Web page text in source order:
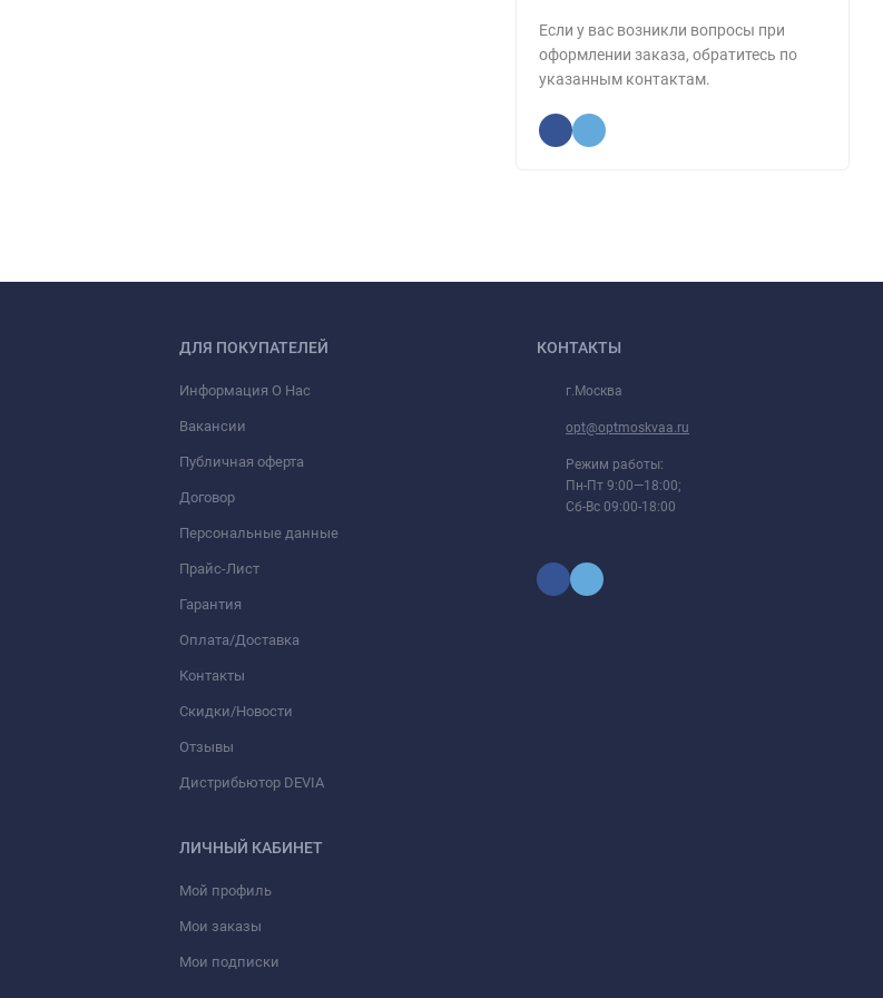
Если у вас возникли вопросы при
оформлении заказа, обратитесь по
указанным контактам.
ДЛЯ ПОКУПАТЕЛЕЙ
Информация О Нас
Вакансии
Публичная оферта
Договор
Персональные данные
Прайс-Лист
Гарантия
Оплата/Доставка
Контакты
Скидки/Новости
Отзывы
Дистрибьютор DEVIA
ЛИЧНЫЙ КАБИНЕТ
Мой профиль
Мои заказы
Мои подписки
КОНТАКТЫ
г.Москва
opt@optmoskvaa.ru
Режим работы:
Пн-Пт 9:00—18:00;
Сб-Вс 09:00-18:00